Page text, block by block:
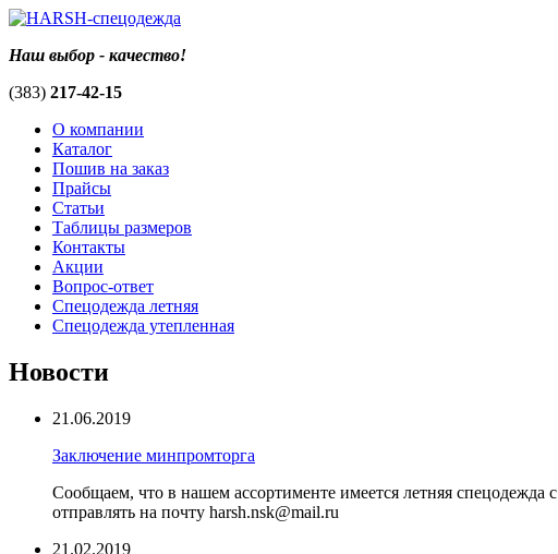
Наш выбор - качество!
(383) 217-42-15
О компании
Каталог
Пошив на заказ
Прайсы
Статьи
Таблицы размеров
Контакты
Акции
Вопрос-ответ
Спецодежда летняя
Спецодежда утепленная
Новости
21.06.2019
Заключение минпромторга
Сообщаем, что в нашем ассортименте имеется летняя
отправлять на почту harsh.nsk@mail.ru
21.02.2019